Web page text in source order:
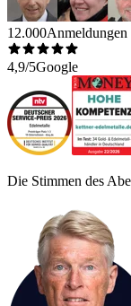
12.000Anmeldungen
4,9/5Google
Die Stimmen des